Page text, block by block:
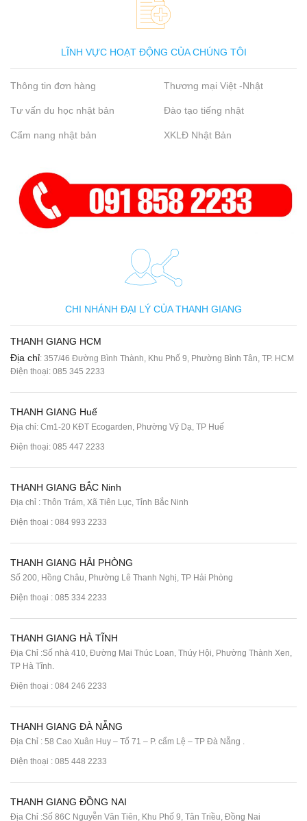
LĨNH VỰC HOẠT ĐỘNG CỦA CHÚNG TÔI
Thông tin đơn hàng Thương mại Việt -Nhật
Tư vấn du học nhật bản Đào tạo tiếng nhật
Cẩm nang nhật bản XKLĐ Nhật Bản
CHI NHÁNH ĐẠI LÝ CỦA THANH GIANG
THANH GIANG HCM
Địa chỉ: 357/46 Đường Bình Thành, Khu Phố 9, Phường Bình Tân, TP. HCM
Điện thoại: 085 345 2233
THANH GIANG Huế
Địa chỉ: Cm1-20 KĐT Ecogarden, Phường Vỹ Dạ, TP Huế
Điện thoại: 085 447 2233
THANH GIANG BẮC Ninh
Địa chỉ : Thôn Trám, Xã Tiên Lục, Tỉnh Bắc Ninh
Điện thoại : 084 993 2233
THANH GIANG HẢI PHÒNG
Số 200, Hồng Châu, Phường Lê Thanh Nghị, TP Hải Phòng
Điện thoại : 085 334 2233
THANH GIANG HÀ TĨNH
Địa Chỉ :Số nhà 410, Đường Mai Thúc Loan, Thúy Hội, Phường Thành Xen,
TP Hà Tĩnh.
Điện thoại : 084 246 2233
THANH GIANG ĐÀ NẴNG
Địa Chỉ : 58 Cao Xuân Huy – Tổ 71 – P. cẩm Lệ – TP Đà Nẵng .
Điện thoại : 085 448 2233
THANH GIANG ĐỒNG NAI
Địa Chỉ :Số 86C Nguyễn Văn Tiên, Khu Phố 9, Tân Triều, Đồng Nai